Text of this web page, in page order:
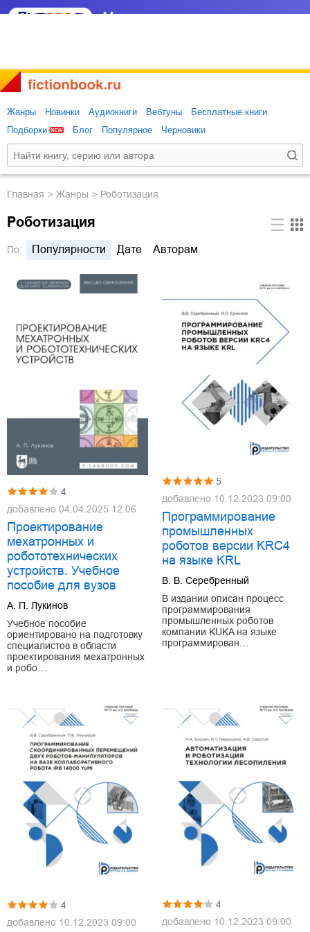
Жанры Новинки Аудиокниги Вебтуны
Бесплатные книги
Подборки
Блог Популярное Черновики
Главная Жанры Роботизация
Роботизация
По: Популярности Дате Авторам
4
добавлено 04.04.2025 12:06
Проектирование
мехатронных и
робототехнических
устройств. Учебное
пособие для вузов
А. П. Лукинов
Учебное пособие
ориентировано на подготовку
специалистов в области
проектирования мехатронных
и робо…
5
добавлено 10.12.2023 09:00
Программирование
промышленных
роботов версии KRC4
на языке KRL
В. В. Серебренный
В издании описан процесс
программирования
промышленных роботов
компании KUKA на языке
программирован…
4
добавлено 10.12.2023 09:00
4
добавлено 10.12.2023 09:00